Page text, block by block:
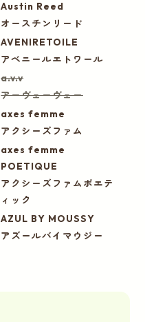
Austin Reed
オースチンリード
AVENIRETOILE
アベニールエトワール
a.v.v
アーヴェーヴェー
axes femme
アクシーズファム
axes femme
POETIQUE
アクシーズファムポエテ
ィック
AZUL BY MOUSSY
アズールバイマウジー